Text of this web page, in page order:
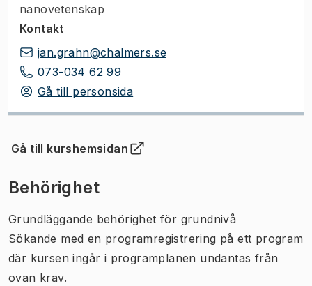
nanovetenskap
Kontakt
jan.grahn@chalmers.se
073-034 62 99
Gå till personsida
Gå till kurshemsidan
(Öppnas i ny flik)
Behörighet
Grundläggande behörighet för grundnivå
Sökande med en programregistrering på ett program
där kursen ingår i programplanen undantas från
ovan krav.